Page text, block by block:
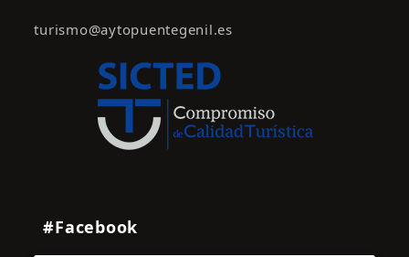
turismo@aytopuentegenil.es
#Facebook